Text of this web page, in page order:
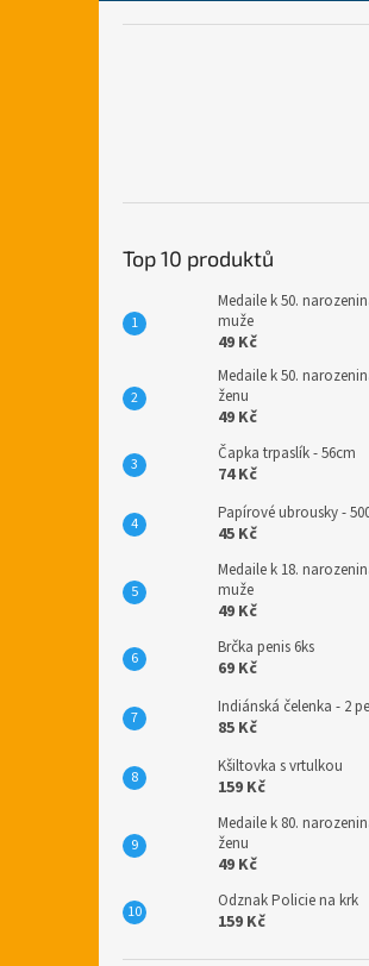
Top 10 produktů
Medaile k 50.
muže
49 Kč
Medaile k 50.
ženu
49 Kč
Čapka trpaslík - 56cm
74 Kč
Papírové ubrousky -
45 Kč
Medaile k 18.
muže
49 Kč
Brčka penis 6ks
69 Kč
Indiánská čelenka - 2
85 Kč
Kšiltovka s vrtulkou
159 Kč
Medaile k 80.
ženu
49 Kč
Odznak Policie na krk
159 Kč